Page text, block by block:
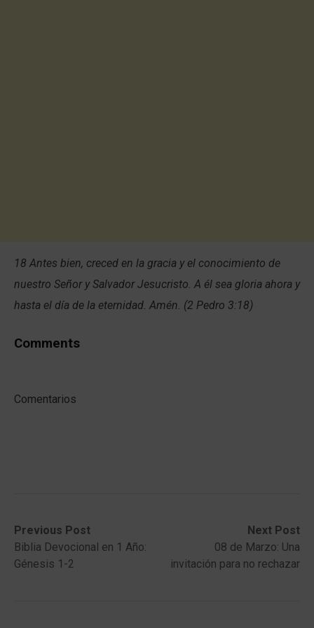
18 Antes bien, creced en la gracia y el conocimiento de
nuestro Señor y Salvador Jesucristo. A él sea gloria ahora y
hasta el día de la eternidad. Amén. (2 Pedro 3:18)
Comments
Comentarios
Post
navigation
Previous Post
Previous
post:Biblia Devocional en 1 Año:
Génesis 1-2
Next Post
Next
post:
08 de Marzo: Una
invitación para no rechazar